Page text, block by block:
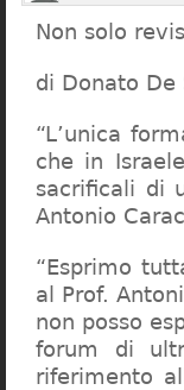
Non solo
di Donato De
“L’unica
che in
sacrificali di
Antonio
“Esprimo
al Prof.
non posso
forum di
riferimento